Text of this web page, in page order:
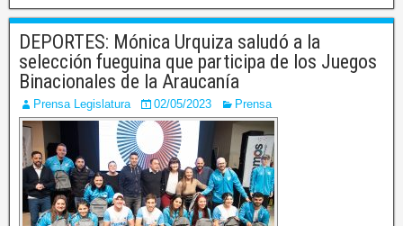
DEPORTES: Mónica Urquiza saludó a la
selección fueguina que participa de los Juegos
Binacionales de la Araucanía
Prensa Legislatura 02/05/2023 Prensa